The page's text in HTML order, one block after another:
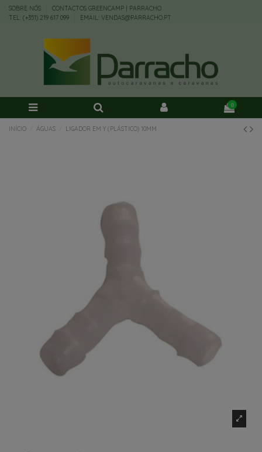
SOBRE NÓS
CONTACTOS GREENCAMP | PARRACHO
TEL: (+351) 219 617 099
EMAIL: VENDAS@PARRACHO.PT
0
INÍCIO ÁGUAS LIGADOR EM Y (PLÁSTICO) 10MM